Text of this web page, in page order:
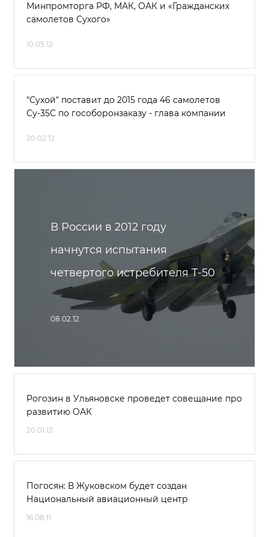
Минпромторга РФ, МАК, ОАК и «Гражданских
самолетов Сухого»
10.05.12
"Сухой" поставит до 2015 года 46 самолетов
Су-35С по гособоронзаказу - глава компании
20.02.12
В России в 2012 году
начнутся испытания
четвертого истребителя Т-50
08.02.12
Рогозин в Ульяновске проведет совещание про
развитию ОАК
20.01.12
Погосян: В Жуковском будет создан
Национальный авиационный центр
16.08.11